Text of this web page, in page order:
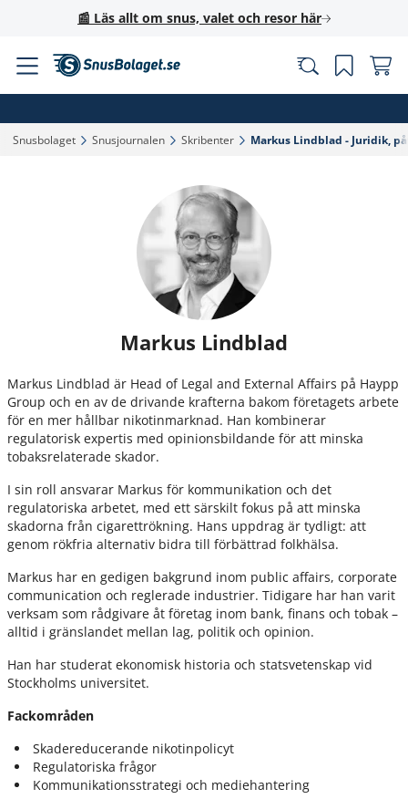
📰 Läs allt om snus, valet och resor här
Snusbolaget‎ Snusjournalen‎ Skribenter‎ Markus Lindblad - Juridik,
Markus Lindblad
Markus Lindblad är Head of Legal and External Affairs på Haypp
Group och en av de drivande krafterna bakom företagets arbete
för en mer hållbar nikotinmarknad. Han kombinerar
regulatorisk expertis med opinionsbildande för att minska
tobaksrelaterade skador.
I sin roll ansvarar Markus för kommunikation och det
regulatoriska arbetet, med ett särskilt fokus på att minska
skadorna från cigarettrökning. Hans uppdrag är tydligt: att
genom rökfria alternativ bidra till förbättrad folkhälsa.
Markus har en gedigen bakgrund inom public affairs, corporate
communication och reglerade industrier. Tidigare har han varit
verksam som rådgivare åt företag inom bank, finans och tobak –
alltid i gränslandet mellan lag, politik och opinion.
Han har studerat ekonomisk historia och statsvetenskap vid
Stockholms universitet.
Fackområden
Skadereducerande nikotinpolicyt
Regulatoriska frågor
Kommunikationsstrategi och mediehantering